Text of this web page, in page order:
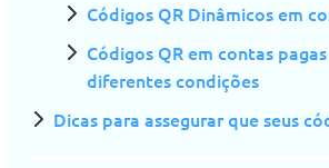
Códigos QR Dinâmicos em
Códigos QR em contas
diferentes condições
Dicas para assegurar que seus